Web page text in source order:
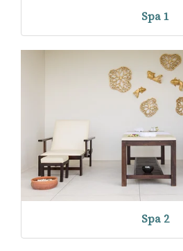
Spa 1
Spa 2